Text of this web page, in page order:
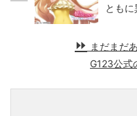
とも
まだまだ
G123公式